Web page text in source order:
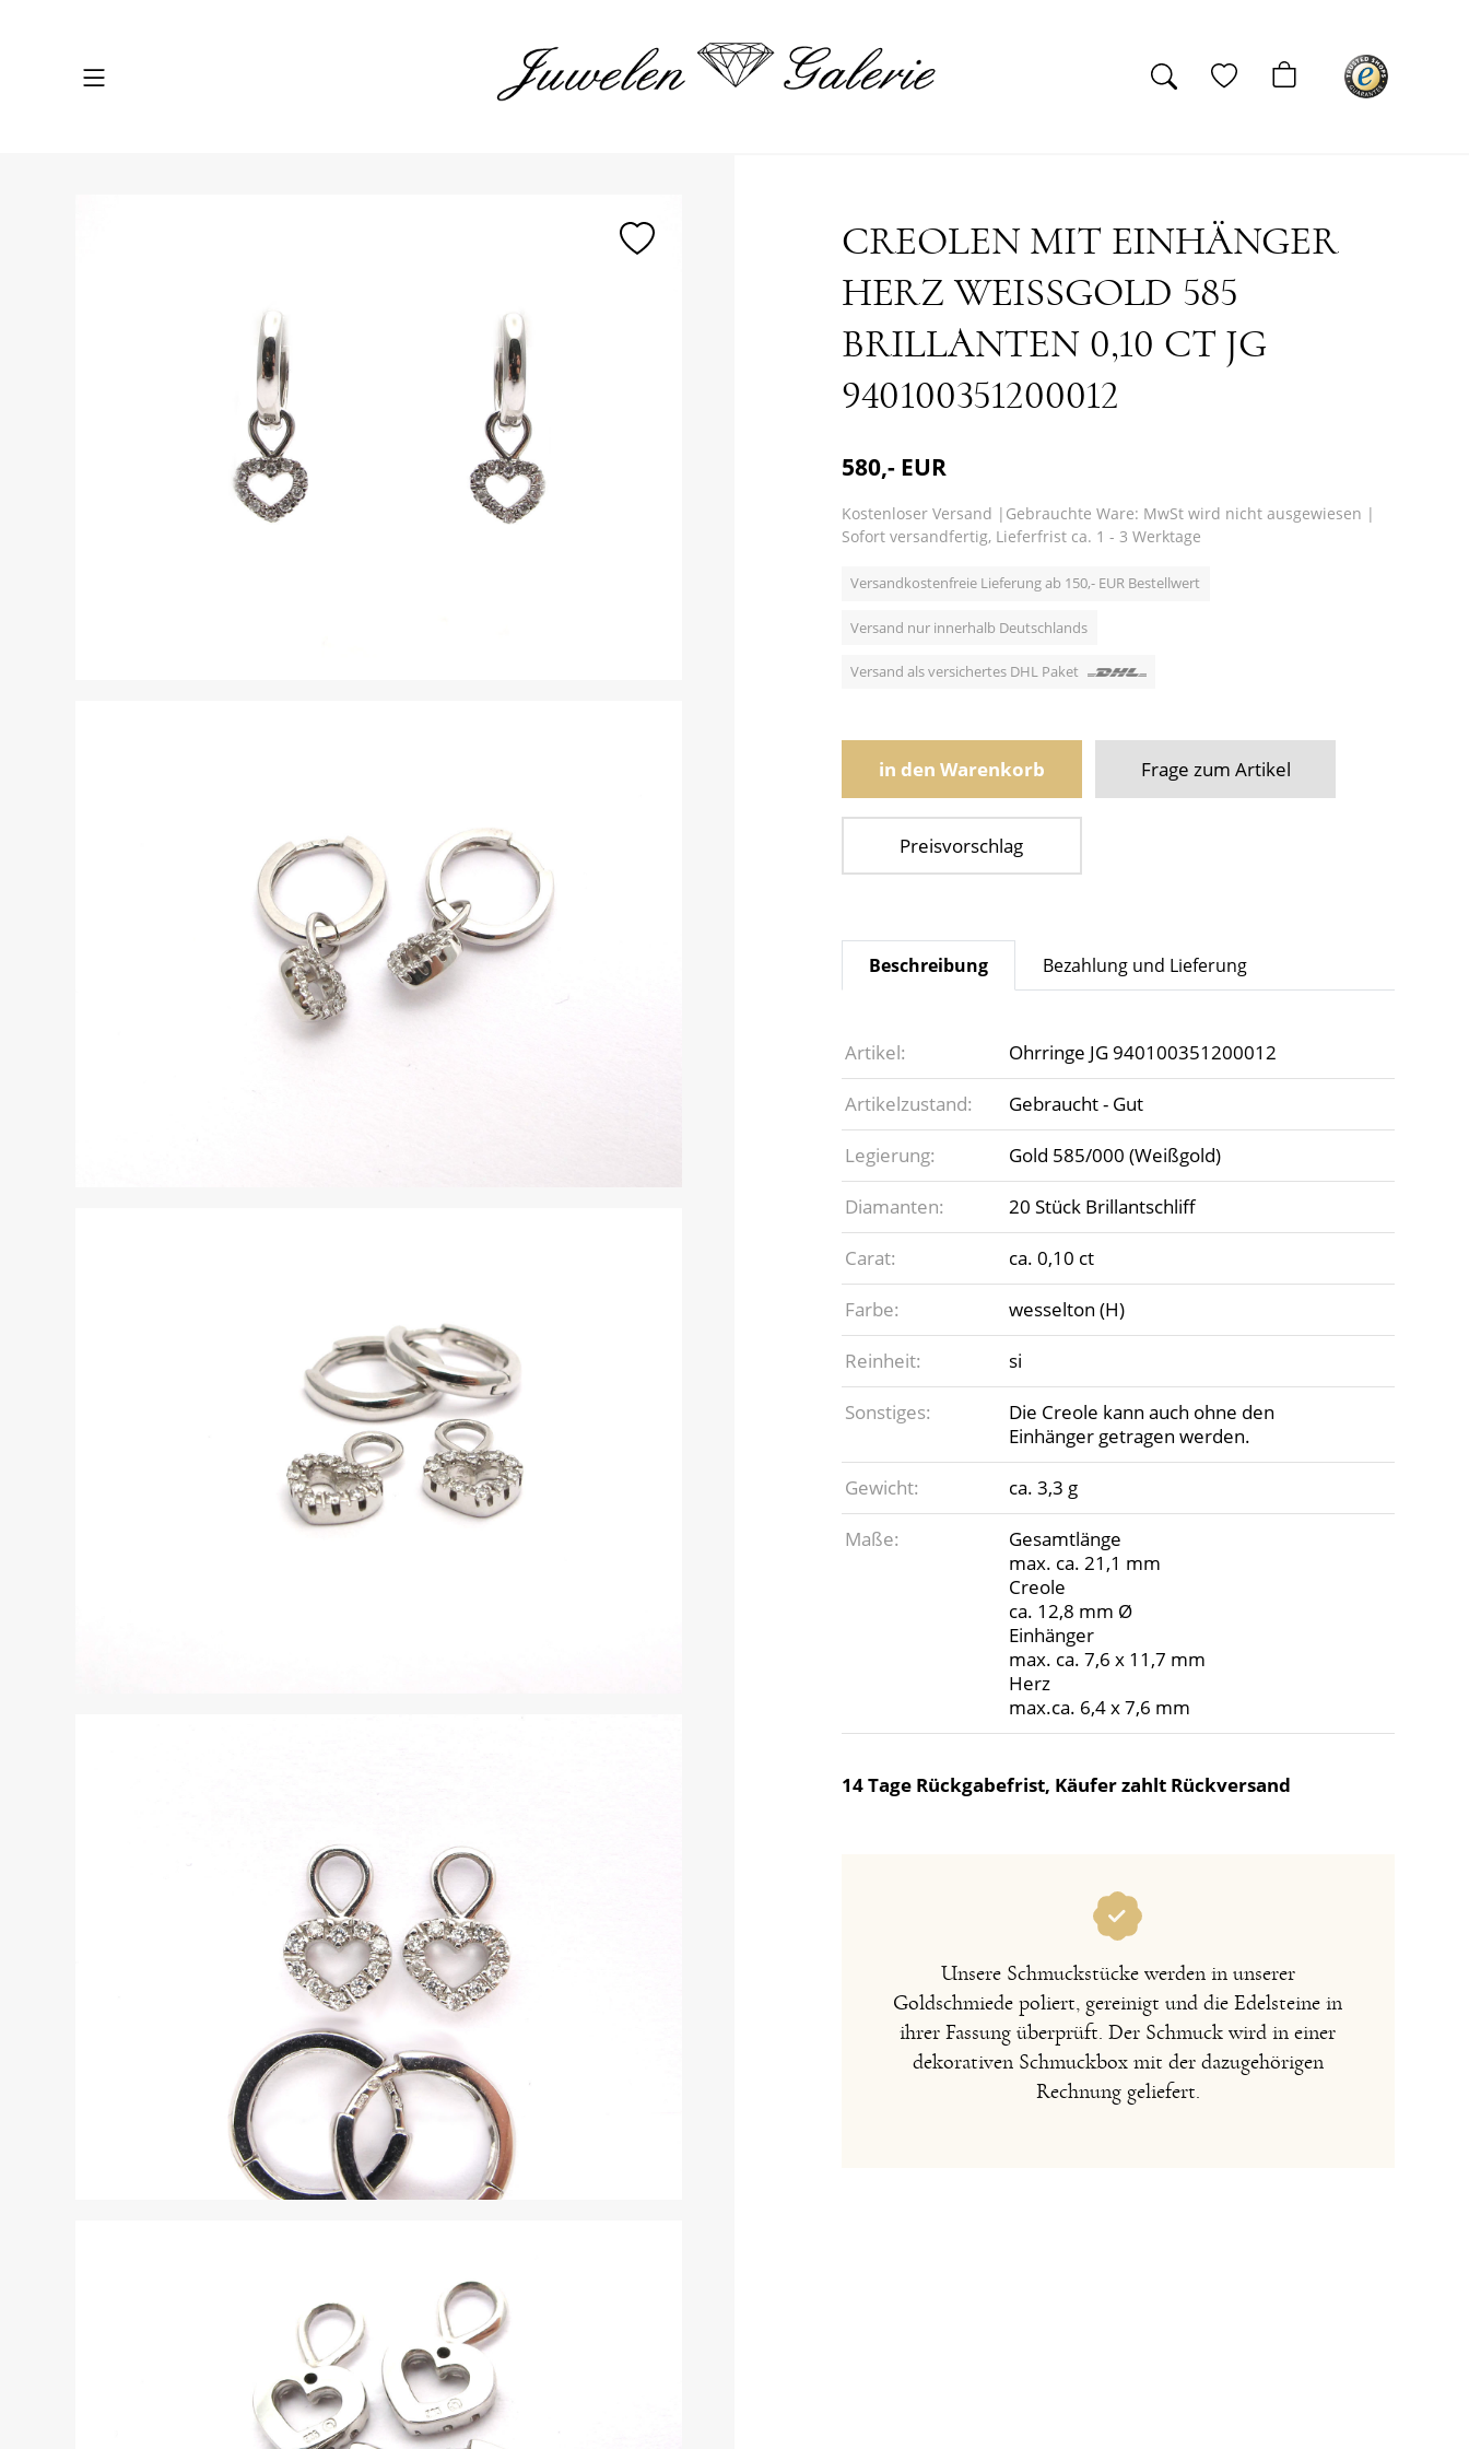
CREOLEN MIT EINHÄNGER
HERZ WEISSGOLD 585
BRILLANTEN 0,10 CT JG
940100351200012
580,- EUR
Kostenloser Versand | Gebrauchte Ware: MwSt wird nicht ausgewiesen |
Sofort versandfertig, Lieferfrist ca. 1 - 3 Werktage
Versandkostenfreie Lieferung ab 150,- EUR Bestellwert
Versand nur innerhalb Deutschlands
Versand als versichertes DHL Paket
in den Warenkorb Frage zum Artikel
Preisvorschlag
Beschreibung Bezahlung und Lieferung
Artikel: Ohrringe JG 940100351200012
Artikelzustand: Gebraucht - Gut
Legierung: Gold 585/000 (Weißgold)
Diamanten: 20 Stück Brillantschliff
Carat: ca. 0,10 ct
Farbe: wesselton (H)
Reinheit: si
Sonstiges:
Die Creole kann auch ohne den
Einhänger getragen werden.
Gewicht: ca. 3,3 g
Maße:
Gesamtlänge
max. ca. 21,1 mm
Creole
ca. 12,8 mm Ø
Einhänger
max. ca. 7,6 x 11,7 mm
Herz
max.ca. 6,4 x 7,6 mm
14 Tage Rückgabefrist, Käufer zahlt Rückversand
Unsere Schmuckstücke werden in unserer
Goldschmiede poliert, gereinigt und die Edelsteine in
ihrer Fassung überprüft. Der Schmuck wird in einer
dekorativen Schmuckbox mit der dazugehörigen
Rechnung geliefert.